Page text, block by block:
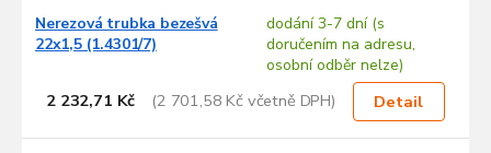
Nerezová trubka bezešvá
22x1,5 (1.4301/7)
dodání 3-7 dní (s
doručením na adresu,
osobní odběr nelze)
2 232,71 Kč (2 701,58 Kč včetně DPH) Detail